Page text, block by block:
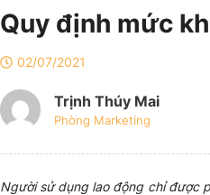
Quy định mức
02/07/2021
Trịnh Thúy Mai
Phòng Marketing
Người sử dụng lao động chỉ được